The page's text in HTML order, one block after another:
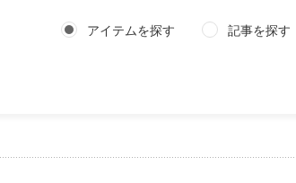
アイテムを探す 記事を探す